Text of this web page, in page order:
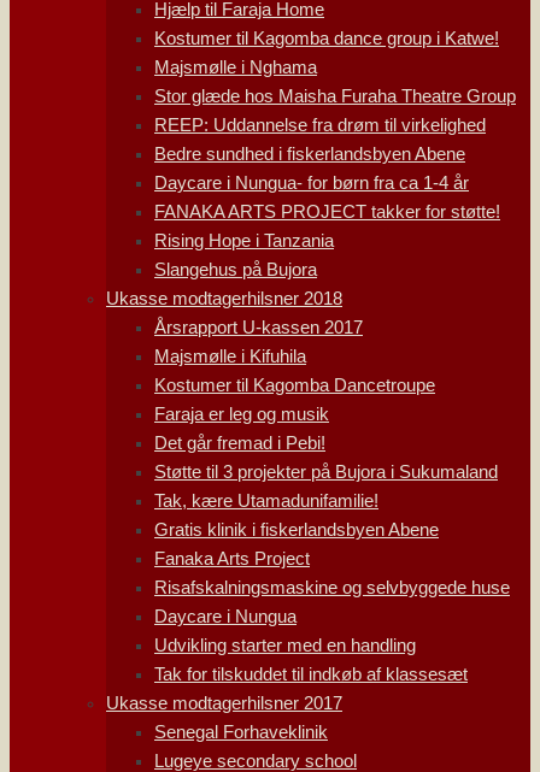
Hjælp til Faraja Home
Kostumer til Kagomba dance group i Katwe!
Majsmølle i Nghama
Stor glæde hos Maisha Furaha Theatre Group
REEP: Uddannelse fra drøm til virkelighed
Bedre sundhed i fiskerlandsbyen Abene
Daycare i Nungua- for børn fra ca 1-4 år
FANAKA ARTS PROJECT takker for støtte!
Rising Hope i Tanzania
Slangehus på Bujora
Ukasse modtagerhilsner 2018
Årsrapport U-kassen 2017
Majsmølle i Kifuhila
Kostumer til Kagomba Dancetroupe
Faraja er leg og musik
Det går fremad i Pebi!
Støtte til 3 projekter på Bujora i Sukumaland
Tak, kære Utamadunifamilie!
Gratis klinik i fiskerlandsbyen Abene
Fanaka Arts Project
Risafskalningsmaskine og selvbyggede huse
Daycare i Nungua
Udvikling starter med en handling
Tak for tilskuddet til indkøb af klassesæt
Ukasse modtagerhilsner 2017
Senegal Forhaveklinik
Lugeye secondary school